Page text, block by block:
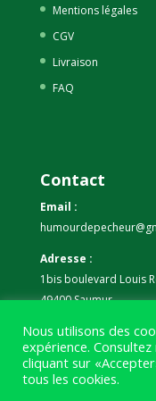
Mentions légales
CGV
Livraison
FAQ
Contact
Email :
Adresse :
1bis boulevard Louis
49400 Saumur
Téléphone :
07 59 61 06 63
Nous utilisons des
expérience.
cliquant sur
tous les cookies.